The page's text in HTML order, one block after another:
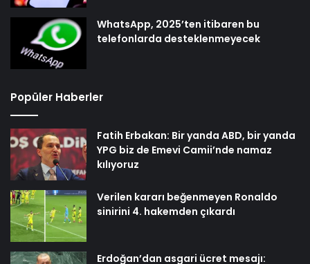
WhatsApp, 2025’ten itibaren bu
telefonlarda desteklenmeyecek
Popüler Haberler
Fatih Erbakan: Bir yanda ABD, bir yanda
YPG biz de Emevi Camii’nde namaz
kılıyoruz
Verilen kararı beğenmeyen Ronaldo
sinirini 4. hakemden çıkardı
Erdoğan’dan asgari ücret mesajı: